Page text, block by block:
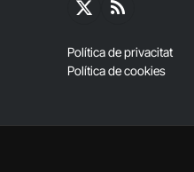
X
RSS
Política de privacitat
Política de cookies